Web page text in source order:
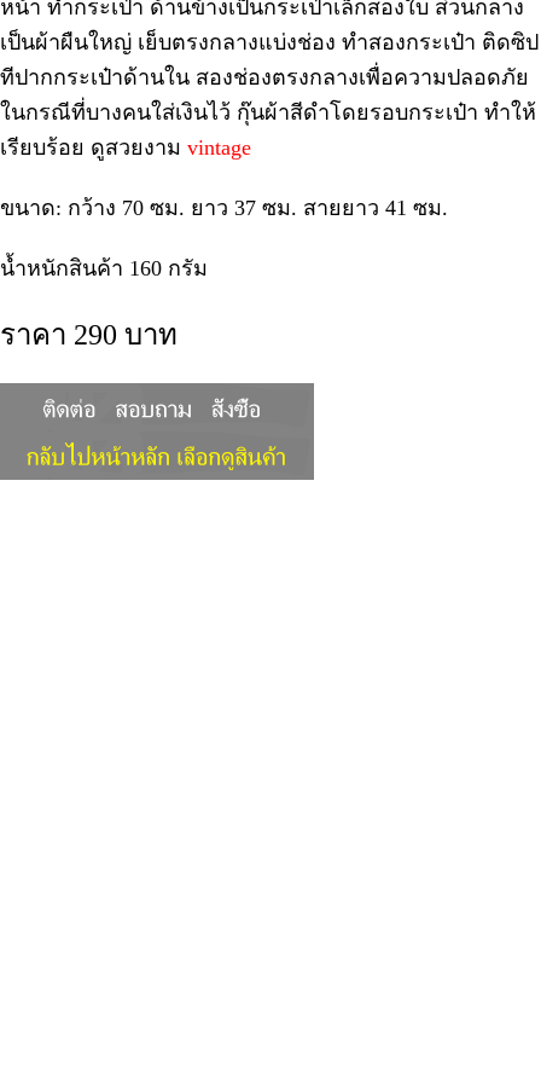
หน้า ทำกระเป๋า ด้านข้างเป็นกระเป๋าเล็กสองใบ ส่วนกลาง
เป็นผ้าผืนใหญ่ เย็บตรงกลางแบ่งช่อง ทำสองกระเป๋า ติดซิป
ทีปากกระเป๋าด้านใน สองช่องตรงกลางเพื่อความปลอดภัย
ในกรณีที่บางคนใส่เงินไว้ กุ๊นผ้าสีดำโดยรอบกระเป๋า ทำให้
เรียบร้อย ดูสวยงาม vintage
ขนาด: กว้าง 70 ซม. ยาว 37 ซม. สายยาว 41 ซม.
น้ำหนักสินค้า 160 กรัม
ราคา 290 บาท